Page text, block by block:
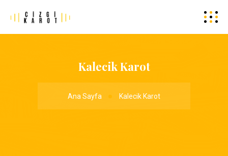
Kalecik Karot
Ana Sayfa Kalecik Karot